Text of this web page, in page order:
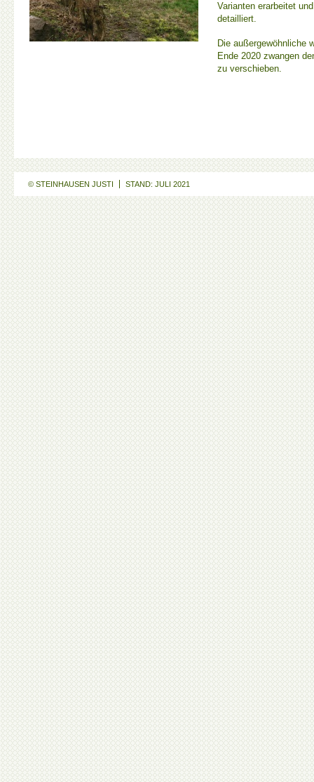
Varianten erarbeitet
detailliert.
Die außergewöhnliche
Ende 2020 zwangen
zu verschieben.
© STEINHAUSEN JUSTI STAND: JULI 2021